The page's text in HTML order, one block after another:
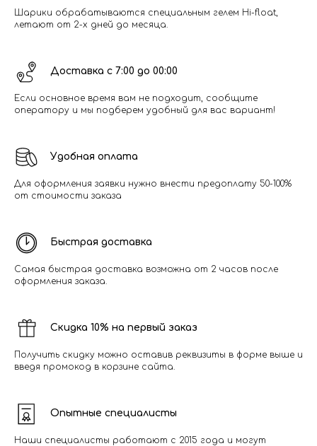
Шарики обрабатываются специальным гелем Hi-float,
летают от 2-х дней до месяца.
Доставка с 7:00 до 00:00
Если основное время вам не подходит, сообщите
оператору и мы подберем удобный для вас вариант!
Удобная оплата
Для оформления заявки нужно внести предоплату 50-100%
от стоимости заказа
Быстрая доставка
Самая быстрая доставка возможна от 2 часов после
оформления заказа.
Скидка 10% на первый заказ
Получить скидку можно оставив реквизиты в форме выше и
введя промокод в корзине сайта.
Опытные специалисты
Наши специалисты работают с 2015 года и могут